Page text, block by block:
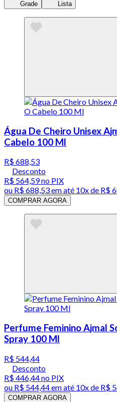
Grade Lista
Água De Cheiro Unisex
Cabelo 100 Ml
R$ 688,53
Desconto
R$ 564,59no PIX
ou R$ 688,53em até 10x de R$
COMPRAR AGORA
Perfume Feminino Ajmal
Spray 100 Ml
R$ 544,44
Desconto
R$ 446,44no PIX
ou R$ 544,44em até 10x de R$
COMPRAR AGORA